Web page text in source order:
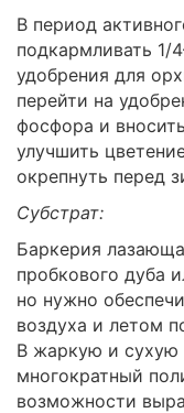
В период
подкармливать 1/
удобрения для
перейти на
фосфора и
улучшить
окрепнуть перед
Субстрат:
Баркерия
пробкового дуба
но нужно
воздуха и летом
В жаркую и сухую
многократный
возможности